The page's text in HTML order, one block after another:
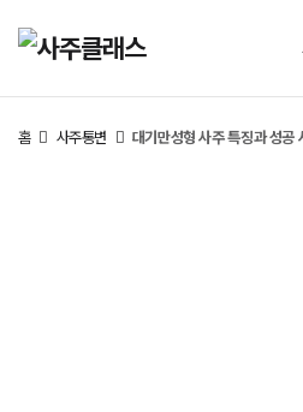
홈 사주통변 대기만성형 사주 특징과 성공